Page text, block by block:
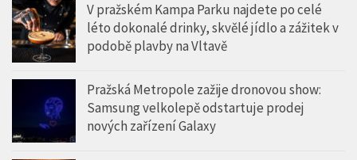
V pražském Kampa Parku najdete po celé
léto dokonalé drinky, skvělé jídlo a zážitek v
podobě plavby na Vltavě
Pražská Metropole zažije dronovou show:
Samsung velkolepě odstartuje prodej
nových zařízení Galaxy